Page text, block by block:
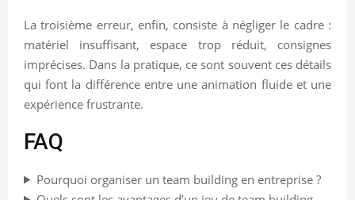
La troisième erreur, enfin, consiste à négliger le cadre :
matériel insuffisant, espace trop réduit, consignes
imprécises. Dans la pratique, ce sont souvent ces détails
qui font la différence entre une animation fluide et une
expérience frustrante.
FAQ
Pourquoi organiser un team building en entreprise ?